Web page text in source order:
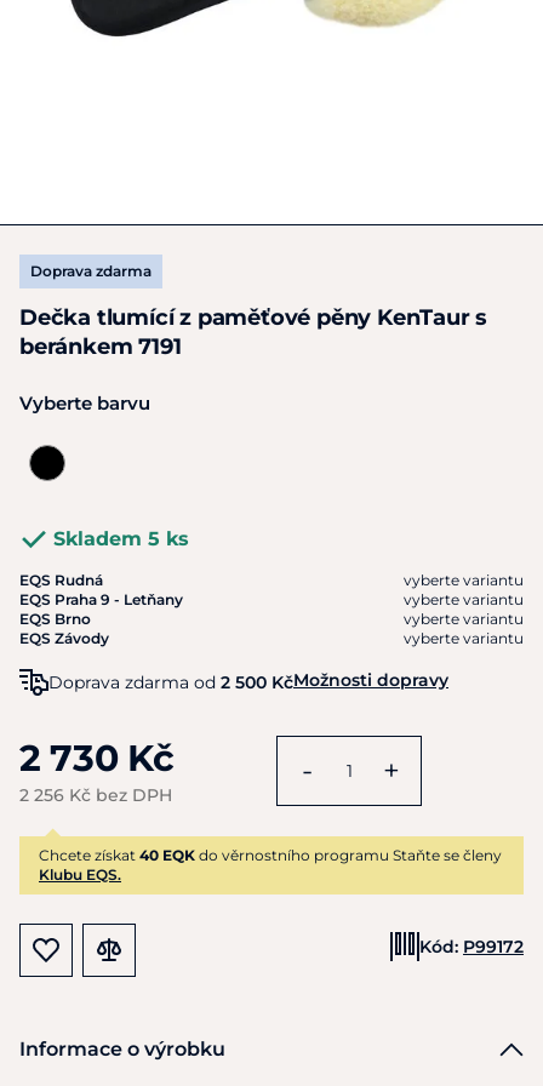
Doprava zdarma
Dečka tlumící z paměťové pěny KenTaur s
beránkem 7191
Vyberte barvu
Skladem 5 ks
EQS Rudná
vyberte variantu
EQS Praha 9 - Letňany
vyberte variantu
EQS Brno
vyberte variantu
EQS Závody
vyberte variantu
Doprava zdarma od 2 500 KčMožnosti dopravy
2 730 Kč
2 256 Kč bez DPH
- +
Chcete získat 40 EQK do věrnostního programu Staňte se členy
Klubu EQS.
Kód: P99172
Informace o výrobku